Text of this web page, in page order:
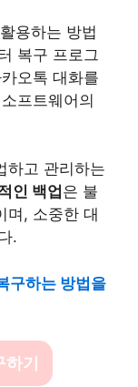
용하는 방법
복구 프로그
오톡 대화를
프트웨어의
하고 관리하는
인 백업은 불
며, 소중한 대
.
구하는 방법을
기